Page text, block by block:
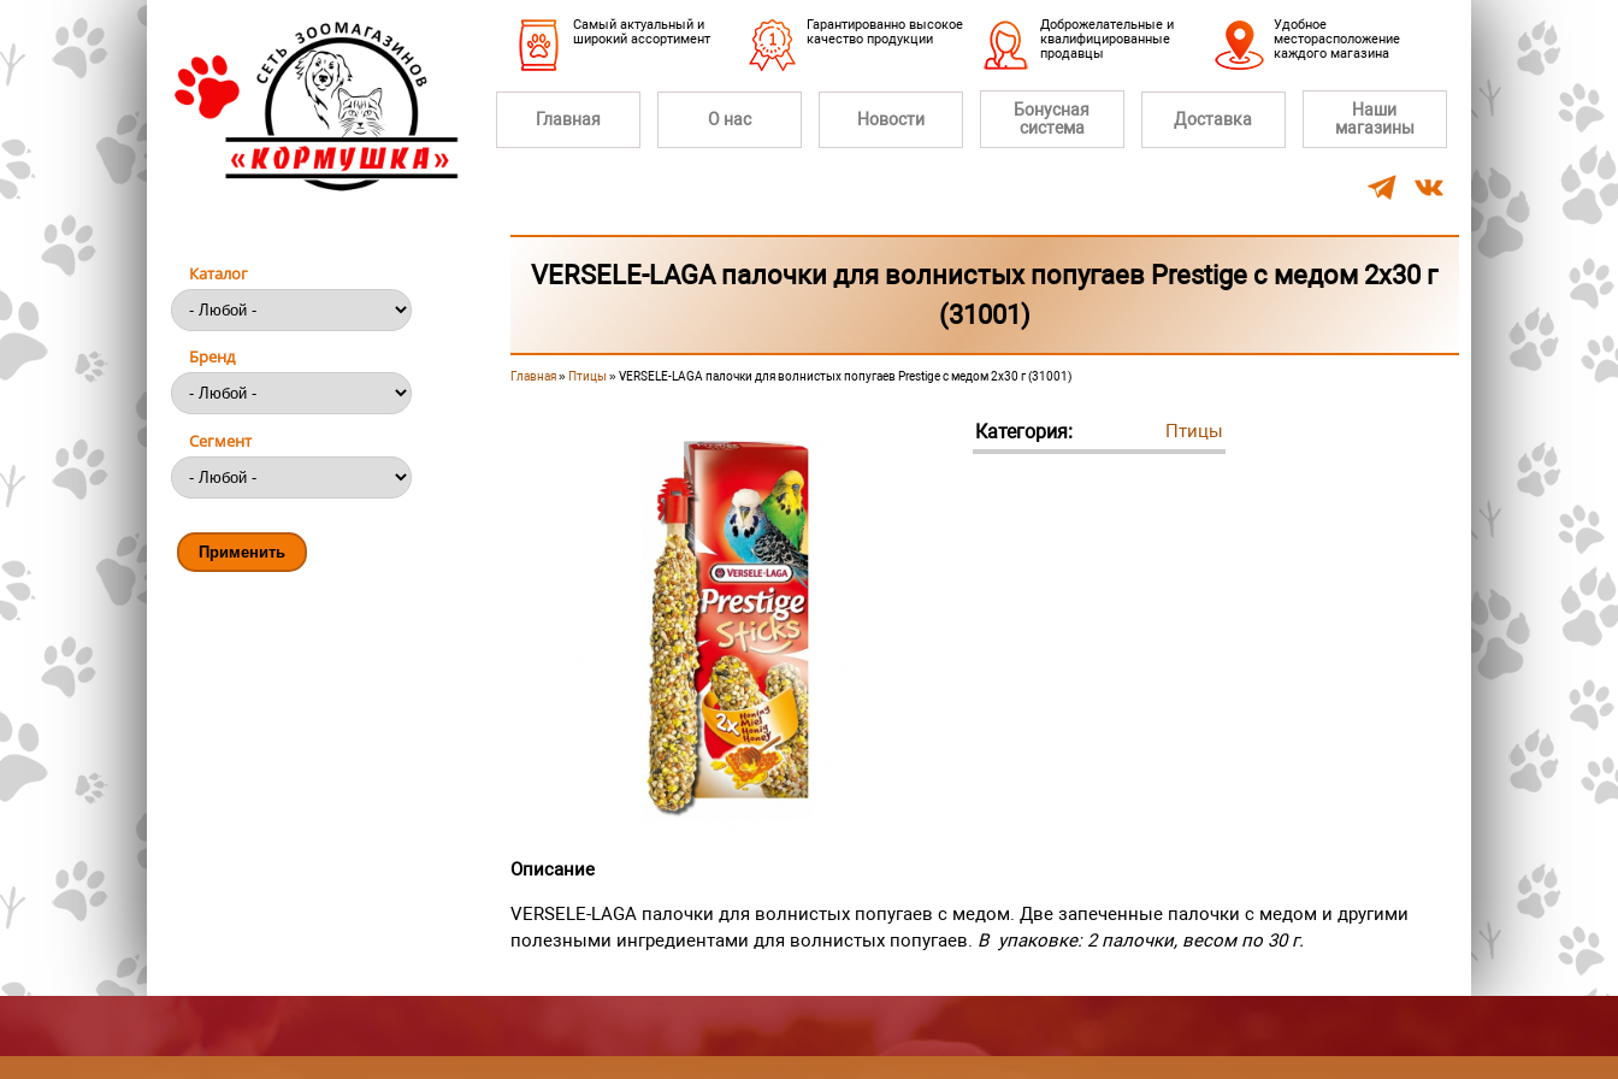
Перейти к основному содержанию
Cамый актуальный и
широкий ассортимент
Гарантированно высокое
качество продукции
Доброжелательные и
квалифицированные
продавцы
Удобное
месторасположение
каждого магазина
Главная О нас Новости
Бонусная
система
Доставка
Наши
магазины
VERSELE-LAGA палочки для волнистых попугаев Prestige с медом 2х30 г
(31001)
Вы здесь
Главная» Птицы » VERSELE-LAGA палочки для волнистых попугаев Prestige с медом 2х30 г (31001)
Категория: Птицы
Описание
VERSELE-LAGA палочки для волнистых попугаев с медом. Две запеченные палочки с медом и другими
полезными ингредиентами для волнистых попугаев. В упаковке: 2 палочки, весом по 30 г.
Каталог
Бренд
Сегмент